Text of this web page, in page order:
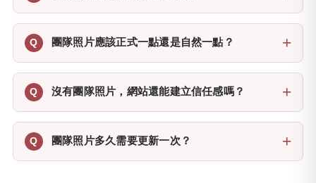
團隊照片應該正式一點還是自然一點？
沒有團隊照片，網站還能建立信任感嗎？
團隊照片多久需要更新一次？